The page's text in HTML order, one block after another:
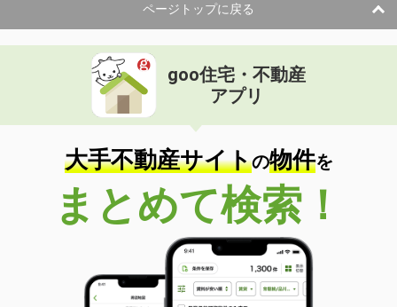
ページトップに戻る
goo住宅・不動産
アプリ
大手不動産サイトの物件を
まとめて検索！